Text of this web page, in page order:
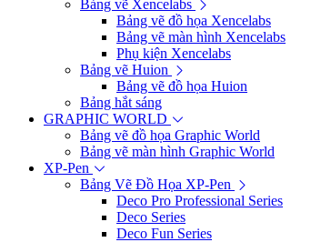
Bảng vẽ Xencelabs
Bảng vẽ đồ họa Xencelabs
Bảng vẽ màn hình Xencelabs
Phụ kiện Xencelabs
Bảng vẽ Huion
Bảng vẽ đồ họa Huion
Bảng hắt sáng
GRAPHIC WORLD
Bảng vẽ đồ họa Graphic World
Bảng vẽ màn hình Graphic World
XP-Pen
Bảng Vẽ Đồ Họa XP-Pen
Deco Pro Professional Series
Deco Series
Deco Fun Series